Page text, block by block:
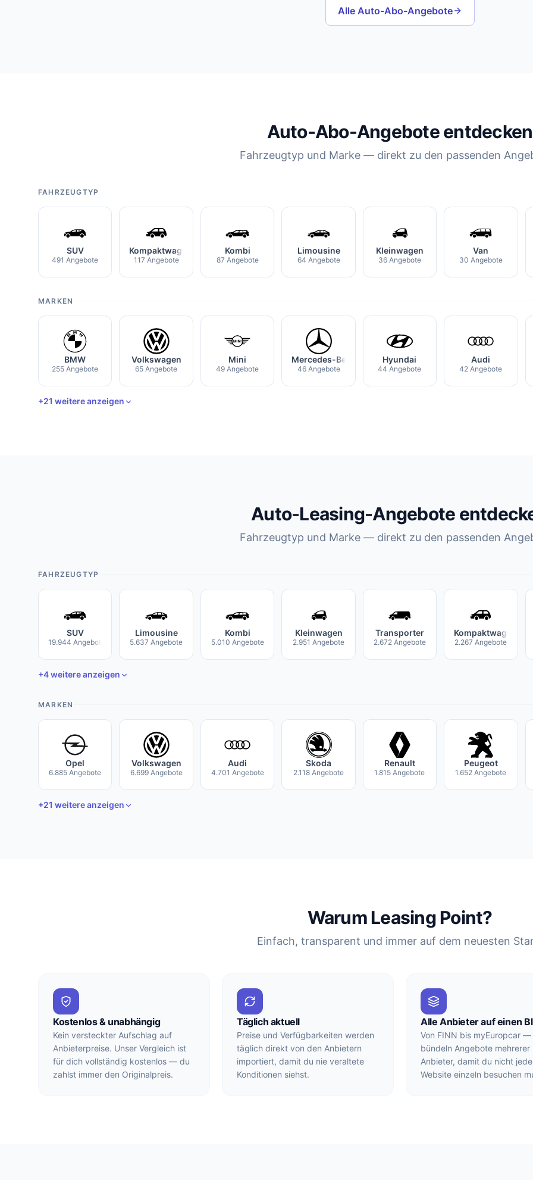
Alle Auto-Abo-Angebote
Auto-Abo-Angebote entdecken
Fahrzeugtyp und Marke — direkt zu den passenden
FAHRZEUGTYP
SUV
491 Angebote
Kompaktwagen
117 Angebote
Kombi
87 Angebote
Limousine
64 Angebote
Kleinwagen
36 Angebote
Van
30 Angebote
MARKEN
BMW
255 Angebote
Volkswagen
65 Angebote
Mini
49 Angebote
Mercedes-Benz
46 Angebote
Hyundai
44 Angebote
Audi
42 Angebote
+21 weitere anzeigen
Auto-Leasing-Angebote
Fahrzeugtyp und Marke — direkt zu den passenden
FAHRZEUGTYP
SUV
19.944 Angebote
Limousine
5.637 Angebote
Kombi
5.010 Angebote
Kleinwagen
2.951 Angebote
Transporter
2.672 Angebote
Kompaktwagen
2.267 Angebote
+4 weitere anzeigen
MARKEN
Opel
6.885 Angebote
Volkswagen
6.699 Angebote
Audi
4.701 Angebote
Skoda
2.118 Angebote
Renault
1.815 Angebote
Peugeot
1.652 Angebote
+21 weitere anzeigen
Warum Leasing Point?
Einfach, transparent und immer auf dem neuesten
Kostenlos & unabhängig
Kein versteckter Aufschlag auf
Anbieterpreise. Unser Vergleich ist
für dich vollständig kostenlos — du
zahlst immer den Originalpreis.
Täglich aktuell
Preise und Verfügbarkeiten werden
täglich direkt von den Anbietern
importiert, damit du nie veraltete
Konditionen siehst.
Alle Anbieter auf einen
Von FINN bis myEuropcar —
bündeln Angebote mehrerer
Anbieter, damit du nicht jede
Website einzeln besuchen